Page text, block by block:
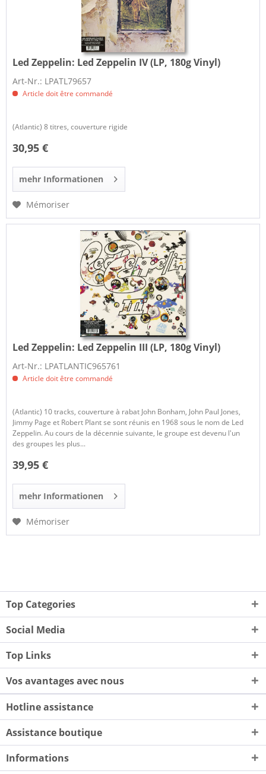
Led Zeppelin: Led Zeppelin IV (LP, 180g Vinyl)
Art-Nr.: LPATL79657
Article doit être commandé
(Atlantic) 8 titres, couverture rigide
30,95 €
mehr Informationen
Mémoriser
Led Zeppelin: Led Zeppelin III (LP, 180g Vinyl)
Art-Nr.: LPATLANTIC965761
Article doit être commandé
(Atlantic) 10 tracks, couverture à rabat John Bonham, John Paul Jones,
Jimmy Page et Robert Plant se sont réunis en 1968 sous le nom de Led
Zeppelin. Au cours de la décennie suivante, le groupe est devenu l'un
des groupes les plus...
39,95 €
mehr Informationen
Mémoriser
Top Categories
Social Media
Top Links
Vos avantages avec nous
Hotline assistance
Assistance boutique
Informations